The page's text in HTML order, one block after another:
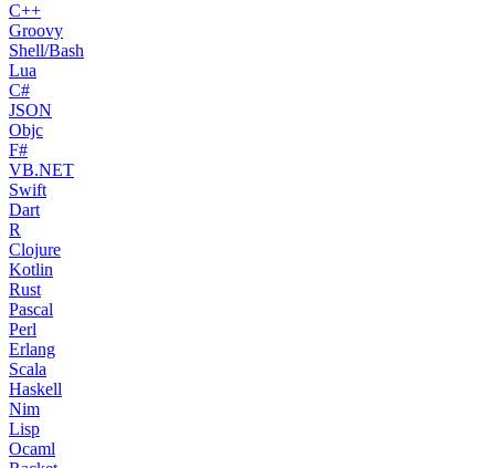
C++
Groovy
Shell/Bash
Lua
C#
JSON
Objc
F#
VB.NET
Swift
Dart
R
Clojure
Kotlin
Rust
Pascal
Perl
Erlang
Scala
Haskell
Nim
Lisp
Ocaml